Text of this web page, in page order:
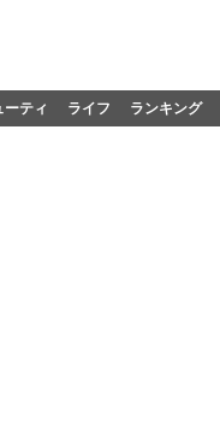
ーティ ライフ ランキング